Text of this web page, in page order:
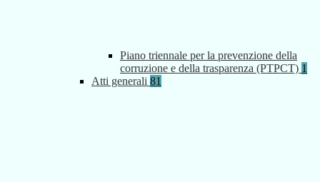
Piano triennale per la prevenzione della
corruzione e della trasparenza (PTPCT) 1
Atti generali 81